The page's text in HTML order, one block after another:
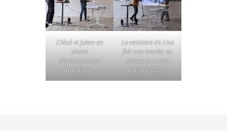
Chloé et Julien en
pleine
démonstration
quantique !
Le vestiaire de Lisa
fait son entrée; ou
quand la scène
devient la loge